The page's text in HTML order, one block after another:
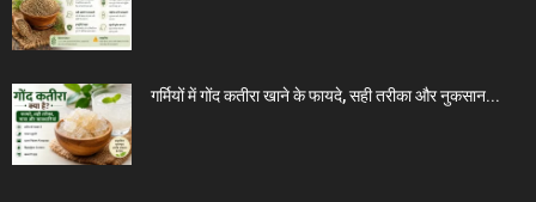
गर्मियों में गोंद कतीरा खाने के फायदे, सही तरीका और नुकसान...